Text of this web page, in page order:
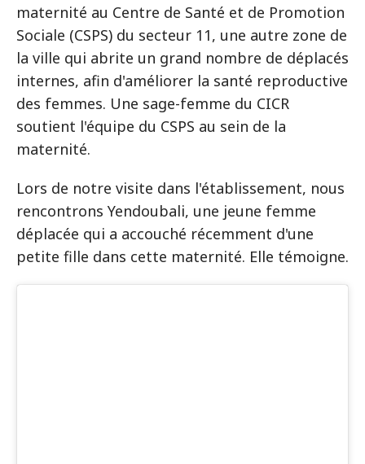
maternité au Centre de Santé et de Promotion
Sociale (CSPS) du secteur 11, une autre zone de
la ville qui abrite un grand nombre de déplacés
internes, afin d'améliorer la santé reproductive
des femmes. Une sage-femme du CICR
soutient l'équipe du CSPS au sein de la
maternité.
Lors de notre visite dans l'établissement, nous
rencontrons Yendoubali, une jeune femme
déplacée qui a accouché récemment d'une
petite fille dans cette maternité. Elle témoigne.